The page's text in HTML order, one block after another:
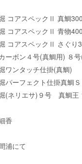
コアスペックⅡ 真鯛
コアスペックⅡ 青物400
コアスペックⅡ さぐり
ーボン４号(真鯛用) ８
ワンタッチ仕掛(真鯛)
パーフェクト仕掛真鯛Ｓ
堀(ネリエサ)９号 真鯛王
香
浦にて